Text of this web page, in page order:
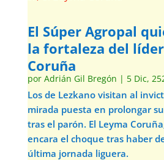
El Súper Agropal
la fortaleza del
Coruña
por Adrián Gil Bregón | 5 Dic,
Los de Lezkano visitan al
mirada puesta en prolongar
tras el parón. El Leyma
encara el choque tras haber
última jornada liguera.